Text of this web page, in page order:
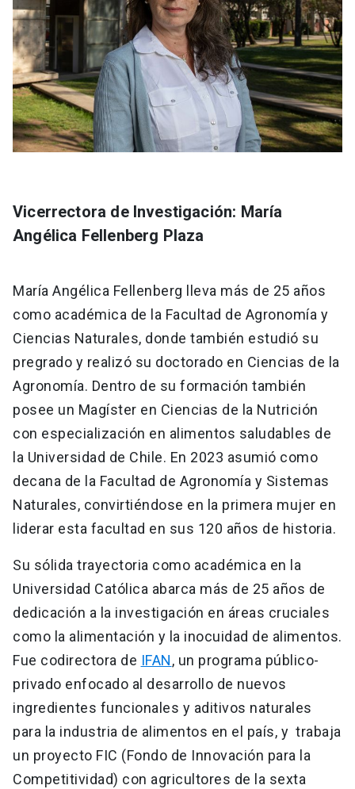
Vicerrectora de Investigación: María
Angélica Fellenberg Plaza
María Angélica Fellenberg lleva más de 25 años
como académica de la Facultad de Agronomía y
Ciencias Naturales, donde también estudió su
pregrado y realizó su doctorado en Ciencias de la
Agronomía. Dentro de su formación también
posee un Magíster en Ciencias de la Nutrición
con especialización en alimentos saludables de
la Universidad de Chile. En 2023 asumió como
decana de la Facultad de Agronomía y Sistemas
Naturales, convirtiéndose en la primera mujer en
liderar esta facultad en sus 120 años de historia.
Su sólida trayectoria como académica en la
Universidad Católica abarca más de 25 años de
dedicación a la investigación en áreas cruciales
como la alimentación y la inocuidad de alimentos.
Fue codirectora de IFAN, un programa público-
privado enfocado al desarrollo de nuevos
ingredientes funcionales y aditivos naturales
para la industria de alimentos en el país, y trabaja
un proyecto FIC (Fondo de Innovación para la
Competitividad) con agricultores de la sexta